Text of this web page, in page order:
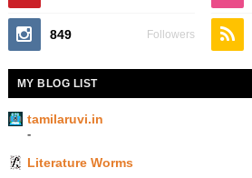
849 Followers
MY BLOG LIST
tamilaruvi.in
-
Literature Worms